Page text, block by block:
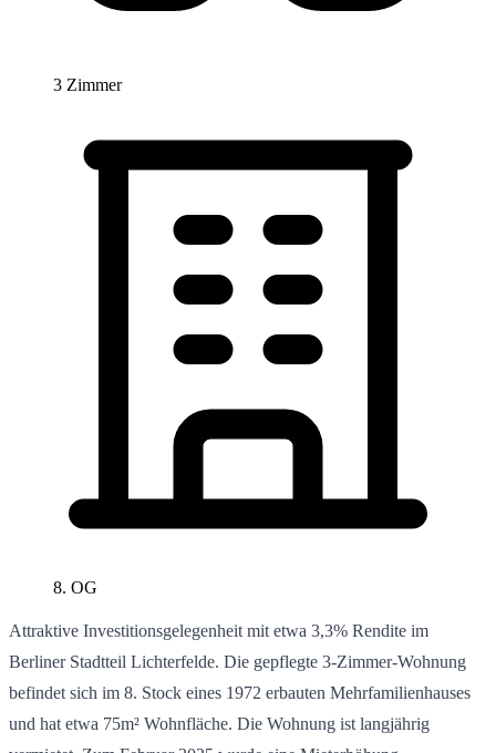
3 Zimmer
8. OG
Attraktive Investitionsgelegenheit mit etwa 3,3% Rendite im
Berliner Stadtteil Lichterfelde. Die gepflegte 3-Zimmer-Wohnung
befindet sich im 8. Stock eines 1972 erbauten Mehrfamilienhauses
und hat etwa 75m² Wohnfläche. Die Wohnung ist langjährig